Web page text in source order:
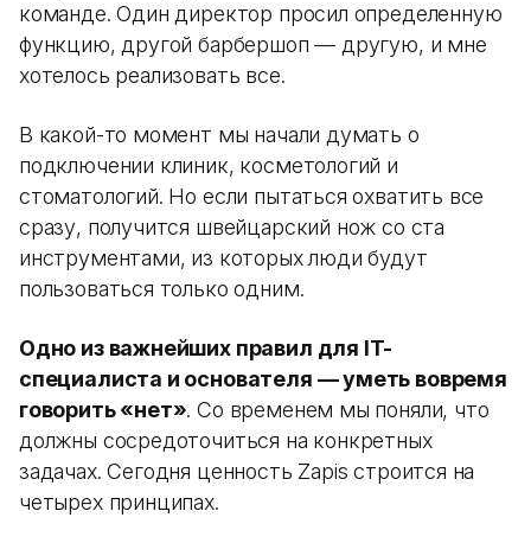
команде. Один директор просил определенную
функцию, другой барбершоп — другую, и мне
хотелось реализовать все.
В какой-то момент мы начали думать о
подключении клиник, косметологий и
стоматологий. Но если пытаться охватить все
сразу, получится швейцарский нож со ста
инструментами, из которых люди будут
пользоваться только одним.
Одно из важнейших правил для IT-
специалиста и основателя — уметь вовремя
говорить «нет». Со временем мы поняли, что
должны сосредоточиться на конкретных
задачах. Сегодня ценность Zapis строится на
четырех принципах.